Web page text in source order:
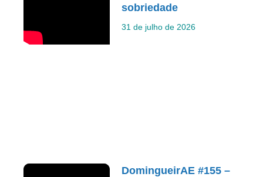
sobriedade
31 de julho de 2026
DomingueirAE #155 –